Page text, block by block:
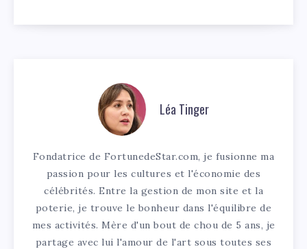
Léa Tinger
Fondatrice de FortunedeStar.com, je fusionne ma
passion pour les cultures et l'économie des
célébrités. Entre la gestion de mon site et la
poterie, je trouve le bonheur dans l'équilibre de
mes activités. Mère d'un bout de chou de 5 ans, je
partage avec lui l'amour de l'art sous toutes ses